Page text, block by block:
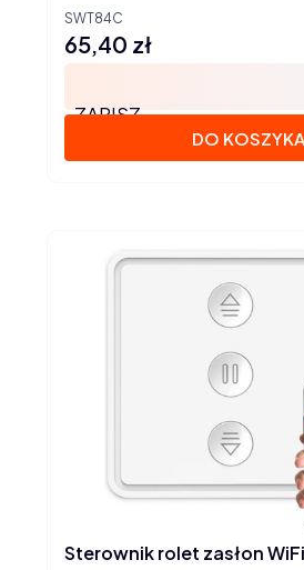
SWT84C
Cena
65,40 zł
ZAPISZ
DO KOSZYKA
Sterownik rolet zasłon WiFi